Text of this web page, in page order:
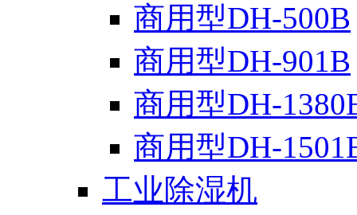
商用型DH-500B
商用型DH-901B
商用型DH-
商用型DH-
工业除湿机